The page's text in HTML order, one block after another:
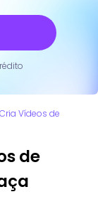
Vídeos de
de